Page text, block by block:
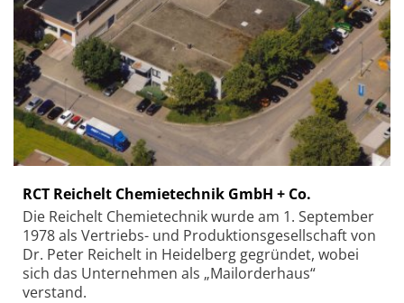
RCT Reichelt Chemietechnik GmbH + Co.
Die Reichelt Chemietechnik wurde am 1. September
1978 als Vertriebs- und Produktionsgesellschaft von
Dr. Peter Reichelt in Heidelberg gegründet, wobei
sich das Unternehmen als „Mailorderhaus“
verstand.